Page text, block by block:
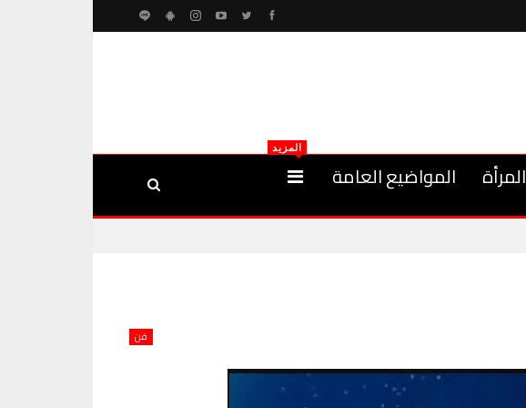
المرأة المواضيع العامة
المزيد
فن